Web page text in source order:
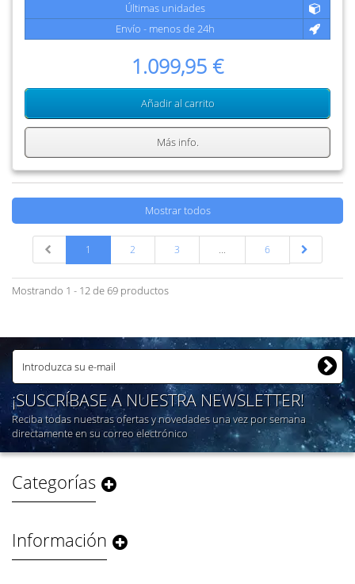
Últimas unidades
Envío - menos de 24h
1.099,95 €
Añadir al carrito
Más info.
Mostrar todos
1 2 3 ... 6
Mostrando 1 - 12 de 69 productos
¡SUSCRÍBASE A NUESTRA NEWSLETTER!
Reciba todas nuestras ofertas y novedades una vez por semana
directamente en su correo electrónico
Categorías
Información